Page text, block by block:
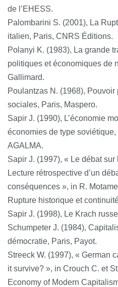
de l’EHESS.
Palombarini S. (2001), La
italien, Paris, CNRS Éditions.
Polanyi K. (1983), La grande
politiques et économiques de
Gallimard.
Poulantzas N. (1968),
sociales, Paris, Maspero.
Sapir J. (1990), L’économie
économies de type
AGALMA.
Sapir J. (1997), « Le débat sur
Lecture rétrospective d’un
conséquences », in R.
Rupture historique et
Sapir J. (1998), Le Krach
Schumpeter J. (1984),
démocratie, Paris, Payot.
Streeck W. (1997), « German
it survive? », in Crouch C. et
Economy of Modern